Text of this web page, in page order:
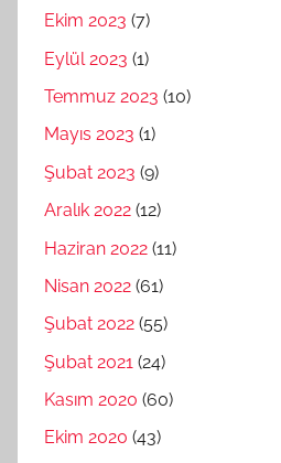
Ekim 2023 (7)
Eylül 2023 (1)
Temmuz 2023 (10)
Mayıs 2023 (1)
Şubat 2023 (9)
Aralık 2022 (12)
Haziran 2022 (11)
Nisan 2022 (61)
Şubat 2022 (55)
Şubat 2021 (24)
Kasım 2020 (60)
Ekim 2020 (43)